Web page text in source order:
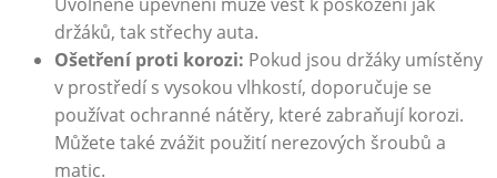
držáků, tak střechy auta.
Ošetření proti korozi: Pokud jsou držáky umístěny ​
v prostředí s vysokou vlhkostí, doporučuje se
používat ochranné nátěry, které zabraňují​ korozi.
Můžete také zvážit použití nerezových​ šroubů a
matic.